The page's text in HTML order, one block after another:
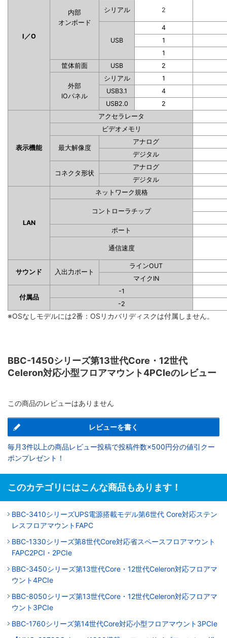
I／O
内部
オンボード
シリアル 2
USB
4
1
1
筐体前面
USB 2
外部
IOパネル
シリアル
1
USB3.1
4
USB2.0
2
表示機能
アクセラレータ
ビデオメモリ
最大解像度
アナログ
デジタル
コネクタ形状
アナログ
デジタル
LAN
ネットワーク規格
コントローラチップ
ポート
通信速度
サウンド 入出力ポート
ラインOUT
マイクIN
付属品
-1
-2
※OSなしモデルには2番：OSリカバリディスクは付属しません。
BBC-1450シリーズ第13世代Core・12世代
Celeron対応小型フロアマウント4PCIeのレビュー
この商品のレビューはありません
レビューを書く
毎月3件以上の商品レビュー投稿で投稿件数×500円分の値引クー
ポンプレゼント！
このカテゴリにはこんな商品もあります！
BBC-3410シリーズUPS電源搭載モデル第6世代 Core対応ステン
レスフロアマウントFAPC
BBC-1330シリーズ第8世代Core対応省スペースフロアマウント
FAPC2PCI・2PCIe
BBC-3450シリーズ第13世代Core・12世代Celeron対応フロアマ
ウント4PCIe
BBC-8050シリーズ第13世代Core・12世代Celeron対応フロアマ
ウント3PCIe
BBC-1760シリーズ第14世代Core対応小型フロアマウント3PCIe